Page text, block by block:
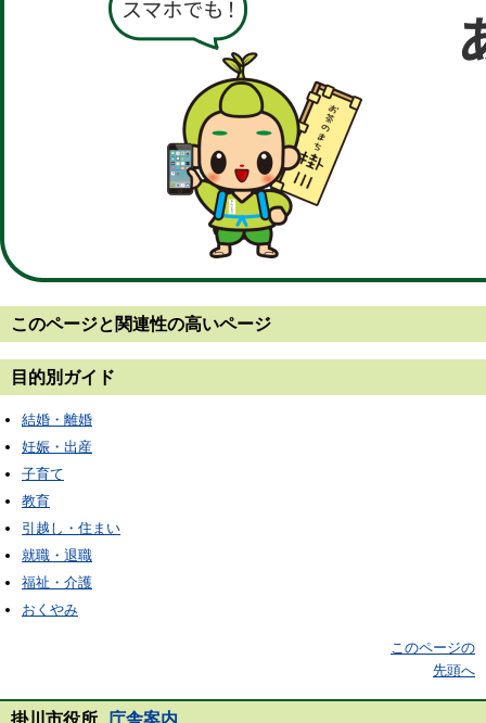
このページと 関連性の高いページ
目的別ガイド
結婚・離婚
妊娠・出産
子育て
教育
引越し・住まい
就職・退職
福祉・介護
おくやみ
このページの
先頭へ
掛川市役所 庁舎案内